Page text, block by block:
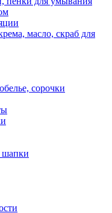
масло, скраб для
сорочки
шапки